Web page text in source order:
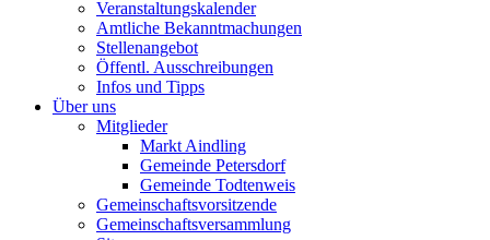
Veranstaltungskalender
Amtliche Bekanntmachungen
Stellenangebot
Öffentl. Ausschreibungen
Infos und Tipps
Über uns
Mitglieder
Markt Aindling
Gemeinde Petersdorf
Gemeinde Todtenweis
Gemeinschaftsvorsitzende
Gemeinschaftsversammlung